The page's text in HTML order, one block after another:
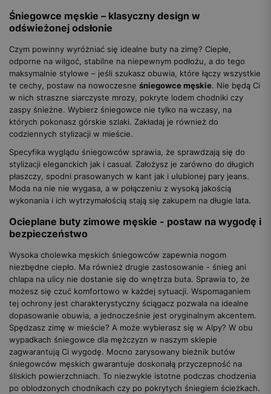
Śniegowce męskie – klasyczny design w
odświeżonej odsłonie
Czym powinny wyróżniać się idealne buty na zimę? Ciepłe,
odporne na wilgoć, stabilne na niepewnym podłożu, a do tego
maksymalnie stylowe – jeśli szukasz obuwia, które łączy wszystkie
te cechy, postaw na nowoczesne śniegowce męskie. Nie będą Ci
w nich straszne siarczyste mrozy, pokryte lodem chodniki czy
zaspy śnieżne. Wybierz śniegowce nie tylko na wczasy, na
których pokonasz górskie szlaki. Zakładaj je również do
codziennych stylizacji w mieście.
Specyfika wyglądu śniegowców sprawia, że sprawdzają się do
stylizacji eleganckich jak i casual. Założysz je zarówno do długich
płaszczy, spodni prasowanych w kant jak i ulubionej pary jeans.
Moda na nie nie wygasa, a w połączeniu z wysoką jakością
wykonania i ich wytrzymałością stają się zakupem na długie lata.
Ocieplane buty zimowe męskie - postaw na wygodę i
bezpieczeństwo
Wysoka cholewka męskich śniegowców zapewnia nogom
niezbędne ciepło. Ma również drugie zastosowanie - śnieg ani
chlapa na ulicy nie dostanie się do wnętrza buta. Sprawia to, że
możesz się czuć komfortowo w każdej sytuacji. Wspomaganiem
tej ochrony jest charakterystyczny ściągacz pozwala na idealne
dopasowanie obuwia, a jednocześnie jest oryginalnym akcentem.
Spędzasz zimę w mieście? A może wybierasz się w Alpy? W obu
wypadkach śniegowce dla mężczyzn w naszym sklepie
zagwarantują Ci wygodę. Mocno zarysowany bieżnik butów
śniegowców męskich gwarantuje doskonałą przyczepność na
śliskich powierzchniach. To niezwykle istotne podczas chodzenia
po oblodzonych chodnikach czy po pokrytych śniegiem ścieżkach.